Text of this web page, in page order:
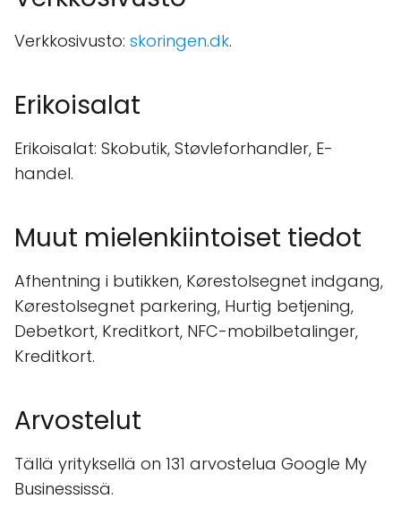
Verkkosivusto: skoringen.dk.
Erikoisalat
Erikoisalat: Skobutik, Støvleforhandler, E-
handel.
Muut mielenkiintoiset tiedot
Afhentning i butikken, Kørestolsegnet indgang,
Kørestolsegnet parkering, Hurtig betjening,
Debetkort, Kreditkort, NFC-mobilbetalinger,
Kreditkort.
Arvostelut
Tällä yrityksellä on 131 arvostelua Google My
Businessissä.